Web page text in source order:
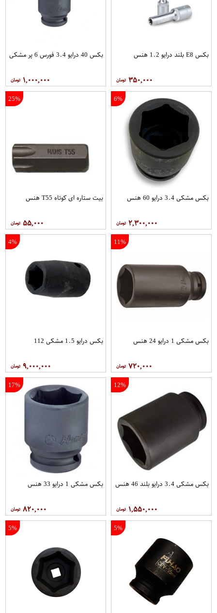
بکس E8 بلند درایو 1.2 هنس
۳۵۰,۰۰۰
بکس 40 درایو 3.4 فورس 6 پر مشکی
۱,۰۰۰,۰۰۰
6%
بکس مشکی 3.4 درایو 60 هنس
۲,۳۰۰,۰۰۰
25%
بیت ستاره ای کوتاه T55 هنس
۵۵,۰۰۰
11%
بکس مشکی 1 درایو 24 هنس
۷۲۰,۰۰۰
4%
بکس درایو 1.5 مشکی 112
۹,۰۰۰,۰۰۰
12%
بکس مشکی 3.4 درایو بلند 46 هنس
۱,۵۵۰,۰۰۰
17%
بکس مشکی 1 درایو 33 هنس
۸۲۰,۰۰۰
5%
5%